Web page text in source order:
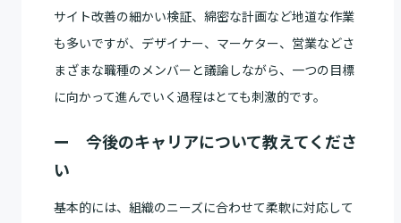
サイト改善の細かい検証、綿密な計画など地道な作業
も多いですが、デザイナー、マーケター、営業などさ
まざまな職種のメンバーと議論しながら、一つの目標
に向かって進んでいく過程はとても刺激的です。
ー 今後のキャリアについて教えてくださ
い
基本的には、組織のニーズに合わせて柔軟に対応して